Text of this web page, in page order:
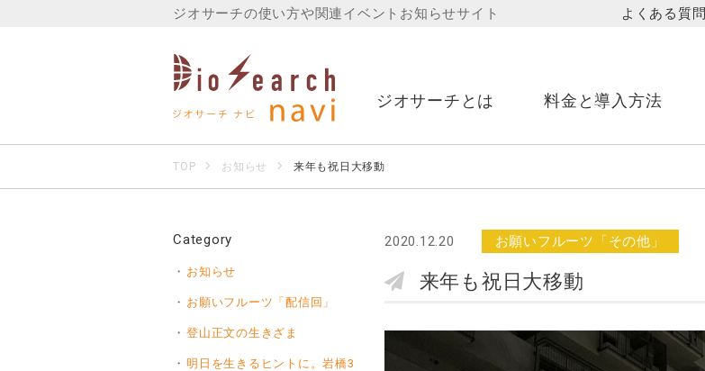
ジオサーチの使い方や関連イベントお知らせサイト
ジオサーチとは 料金と導入方法
よくある質問
TOP お知らせ 来年も祝日大移動
2020.12.20 お願いフルーツ「その他」
来年も祝日大移動
Category
お知らせ
お願いフルーツ「配信回」
登山正文の生きざま
明日を生きるヒントに。岩橋3